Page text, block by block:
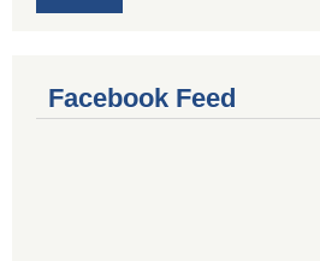
Facebook Feed